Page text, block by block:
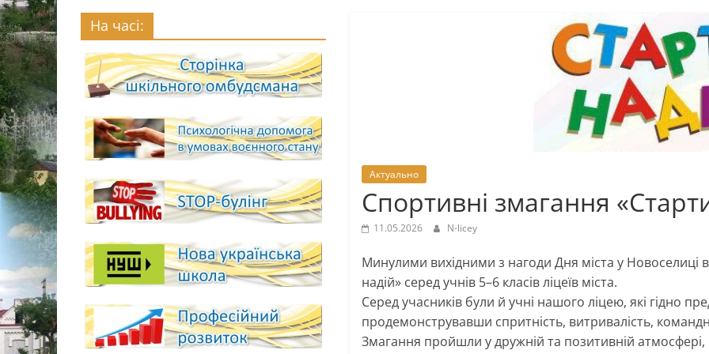
Актуально
Спортивні змагання
11.05.2026 N-licey
Минулими вихідними з нагоди Дня міста у Новоселиці
надій» серед учнів 5–6 класів ліцеїв міста.
Серед учасників були й учні нашого ліцею, які гідно
продемонструвавши спритність, витривалість,
Змагання пройшли у дружній та позитивній
На часі: